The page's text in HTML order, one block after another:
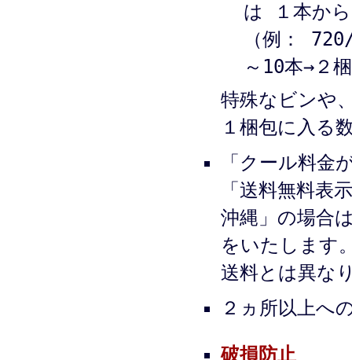
は １本か
（例：
～10本→２
特殊なビンや
１梱包に入る
「クール料金
「送料無料表
沖縄」の場合
をいたします
送料とは異な
２ヵ所以上へ
破損防止